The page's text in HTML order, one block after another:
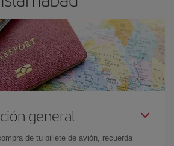
general
de tu billete de avión, recuerda